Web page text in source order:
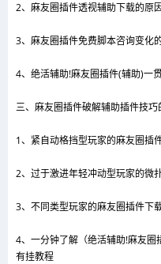
2、麻友圈插件透视辅助下载的原
3、麻友圈插件免费脚本咨询变化
4、绝活辅助!麻友圈插件(辅助)一
三、麻友圈插件破解辅助插件技
1、紧自动格挡型玩家的麻友圈插
2、过于激进年轻冲动型玩家的微
3、不同类型玩家的麻友圈插件下
4、一分钟了解（绝活辅助!麻友圈
有挂教程